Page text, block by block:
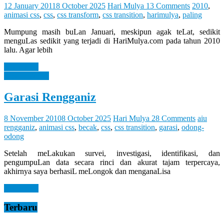
You
Feel
It
12 January 20118 October 2025 Hari Mulya 13 Comments 2010,
animasi css, css, css transform, css transition, harimulya, paling
Mumpung masih buLan Januari, meskipun agak teLat, sedikit
menguLas sedikit yang terjadi di HariMulya.com pada tahun 2010
lalu. Agar lebih
Garasi Rengganiz
8 November 20108 October 2025 Hari Mulya 28 Comments aiu
rengganiz, animasi css, becak, css, css transition, garasi, odong-
odong
Setelah meLakukan survei, investigasi, identifikasi, dan
pengumpuLan data secara rinci dan akurat tajam terpercaya,
akhirnya saya berhasiL meLongok dan menganaLisa
Terbaru